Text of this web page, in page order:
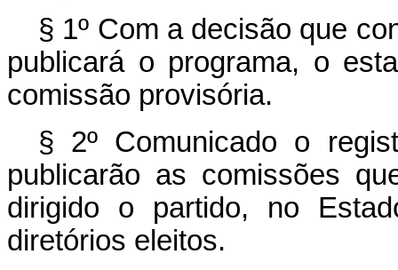
§ 1º Com a decisão que
publicará o programa, o
comissão provisória.
§ 2º Comunicado o
publicarão as comissões
dirigido o partido, no
diretórios eleitos.